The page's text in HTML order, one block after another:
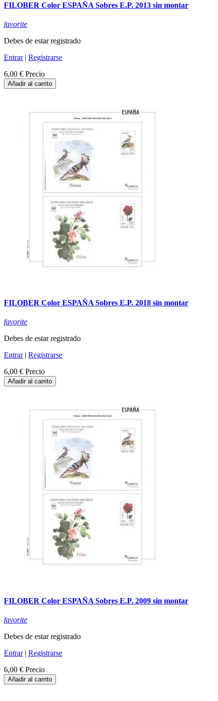
FILOBER Color ESPAÑA Sobres E.P. 2013 sin montar
favorite
Debes de estar registrado
Entrar| Registrarse
6,00 € Precio
Añadir al carrito
FILOBER Color ESPAÑA Sobres E.P. 2018 sin montar
favorite
Debes de estar registrado
Entrar| Registrarse
6,00 € Precio
Añadir al carrito
FILOBER Color ESPAÑA Sobres E.P. 2009 sin montar
favorite
Debes de estar registrado
Entrar| Registrarse
6,00 € Precio
Añadir al carrito